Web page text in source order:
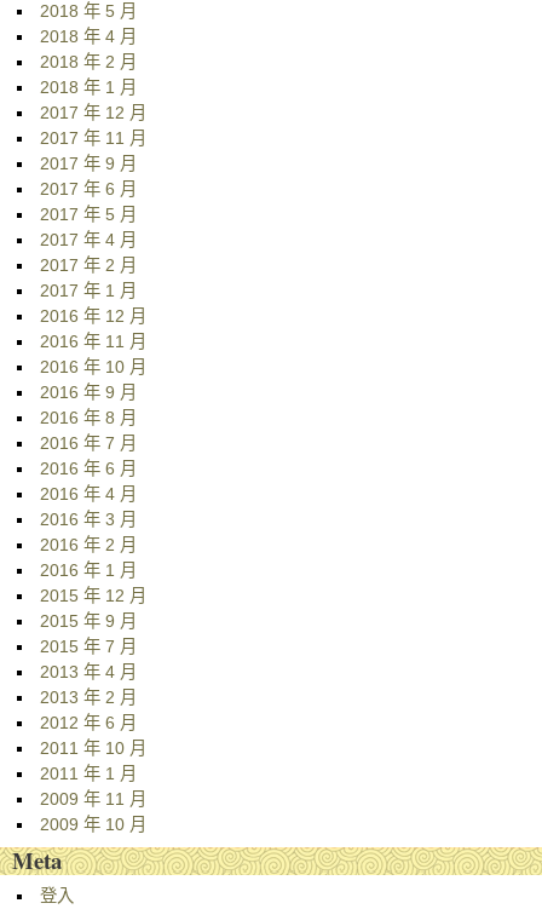
2018 年 5 月
2018 年 4 月
2018 年 2 月
2018 年 1 月
2017 年 12 月
2017 年 11 月
2017 年 9 月
2017 年 6 月
2017 年 5 月
2017 年 4 月
2017 年 2 月
2017 年 1 月
2016 年 12 月
2016 年 11 月
2016 年 10 月
2016 年 9 月
2016 年 8 月
2016 年 7 月
2016 年 6 月
2016 年 4 月
2016 年 3 月
2016 年 2 月
2016 年 1 月
2015 年 12 月
2015 年 9 月
2015 年 7 月
2013 年 4 月
2013 年 2 月
2012 年 6 月
2011 年 10 月
2011 年 1 月
2009 年 11 月
2009 年 10 月
Meta
登入